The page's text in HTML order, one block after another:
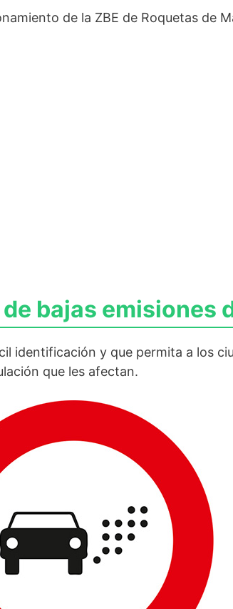
de la ZBE de Roquetas de
bajas emisiones
identificación y que permita a los
que les afectan.